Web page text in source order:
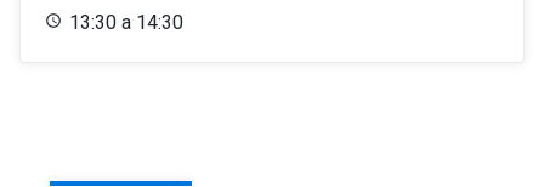
13:30 a 14:30